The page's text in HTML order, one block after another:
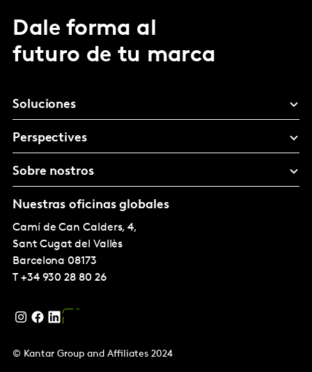
Dale forma al
futuro de tu marca
Soluciones
Perspectives
Sobre nostros
Nuestras oficinas globales
Camí de Can Calders, 4,
Sant Cugat del Vallès
Barcelona 08173
T +34 930 28 80 26
© Kantar Group and Affiliates 2024